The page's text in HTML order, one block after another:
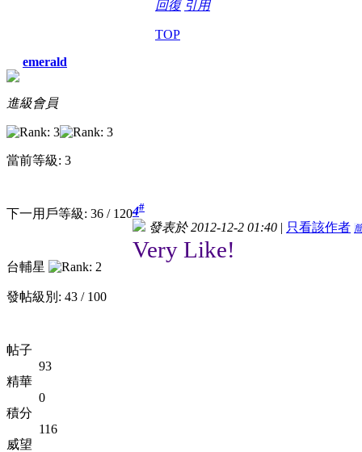
回復 引用
TOP
emerald
進級會員
當前等級: 3
下一用戶等級: 36 / 120
台輔星
發帖級別: 43 / 100
帖子
93
精華
0
積分
116
威望
4#
發表於 2012-12-2 01:40 | 只看該作者
Very Like!